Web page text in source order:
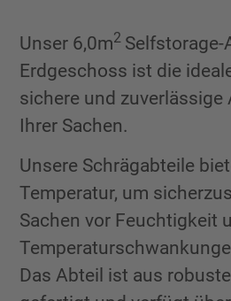
Unser 6,0m2 Selfstorage-
Erdgeschoss ist die
sichere und zuverlässige
Ihrer Sachen.
Unsere Schrägabteile
Temperatur, um
Sachen vor Feuchtigkeit
Das Abteil ist aus